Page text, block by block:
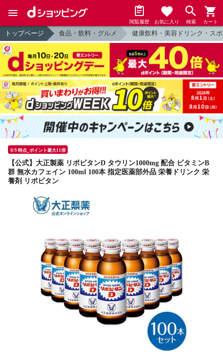
閲覧履歴 お気に入り 検索 カート
トップページ 食品・飲料・グルメ 健康飲料・美容ドリンク・ス
8/9 時点_ポイント最大11倍
【公式】大正製薬 リポビタンD タウリン1000mg 配合 ビタミンB
群 無水カフェイン 100ml 100本 指定医薬部外品 栄養ドリンク 栄
養剤 リポビタン